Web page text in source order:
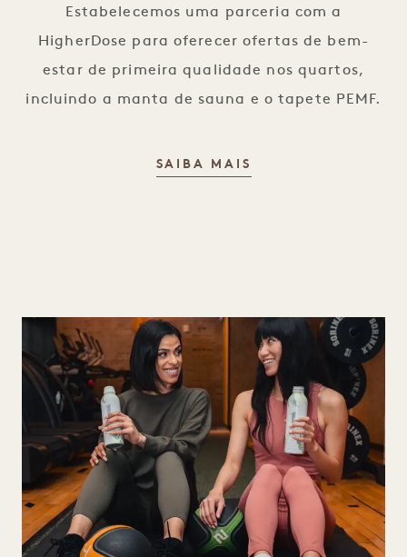
Estabelecemos uma parceria com a
HigherDose para oferecer ofertas de bem-
estar de primeira qualidade nos quartos,
incluindo a manta de sauna e o tapete PEMF.
SAIBA MAIS